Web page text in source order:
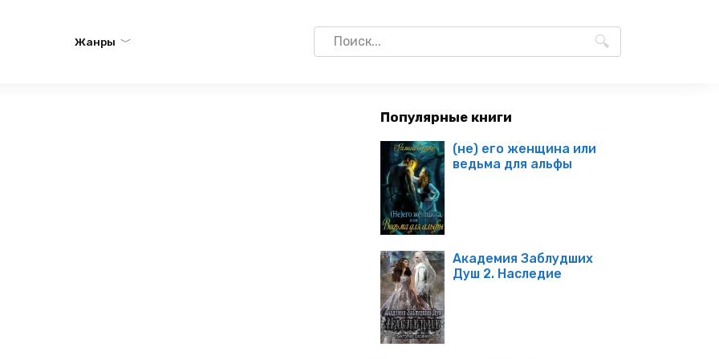
Жанры
Search
for:
Популярные книги
(не) его женщина или
ведьма для альфы
Академия Заблудших
Душ 2. Наследие